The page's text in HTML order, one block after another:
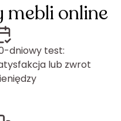
mebli online
dniowy test:
lub zwrot